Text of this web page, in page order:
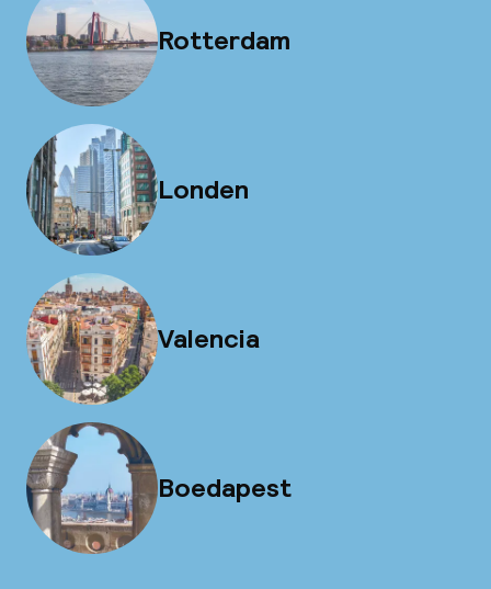
Rotterdam
Londen
Valencia
Boedapest